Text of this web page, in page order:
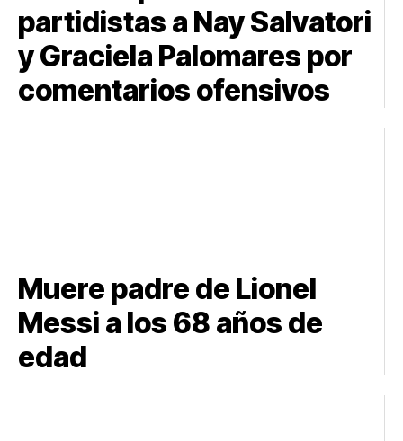
partidistas a Nay Salvatori
y Graciela Palomares por
comentarios ofensivos
Muere padre de Lionel
Messi a los 68 años de
edad